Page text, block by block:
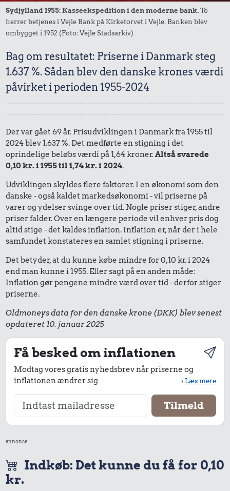
Sydjylland 1955: Kasseekspedition i den moderne bank.To
herrer betjenes i Vejle Bank på Kirketorvet i Vejle. Banken blev
ombygget i 1952 (Foto: Vejle Stadsarkiv)
Bag om resultatet: Priserne i Danmark steg
1.637 %. Sådan blev den danske krones værdi
påvirket i perioden 1955-2024
Der var gået 69 år. Prisudviklingen i Danmark fra 1955 til
2024 blev 1.637 %. Det medførte en stigning i det
oprindelige beløbs værdi på 1,64 kroner.Altså svarede
0,10 kr. i 1955 til 1,74 kr. i 2024.
Udviklingen skyldes flere faktorer. I en økonomi som den
danske - også kaldet markedsøkonomi - vil priserne på
varer og ydelser svinge over tid. Nogle priser stiger, andre
priser falder. Over en længere periode vil enhver pris dog
altid stige - det kaldes inflation. Inflation er, når der i hele
samfundet konstateres en samlet stigning i priserne.
Det betyder, at du kunne købe mindre for 0,10 kr. i 2024
end man kunne i 1955. Eller sagt på en anden måde:
Inflation gør pengene mindre værd over tid - derfor stiger
priserne.
Oldmoneys data for den danske krone (DKK) blev senest
opdateret 10. januar 2025
Få besked om inflationen
Modtag vores gratis nyhedsbrev når priserne og
inflationen ændrer sig
›Læs mere
annonce
Indkøb: Det kunne du få for 0,10
kr.